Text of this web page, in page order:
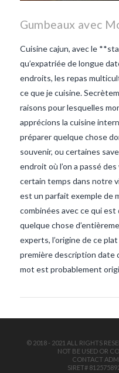
Gumbeaux avec
Cuisine cajun, avec le
qu’expatriée de longue
endroits, les repas
ce que je cuisine.
raisons pour lesquelles
apprécions la cuisine
préparer quelque chose
souvenir, ou certaines
endroit où l’on a passé
certain temps dans notre
est un parfait exemple de
combinées avec ce qui
quelque chose
experts, l’origine de ce
première description date
mot est probablement
© 2018 - 2021 ALL RIGHTS
NOT BE USED OR
CONTACT
SIRET#